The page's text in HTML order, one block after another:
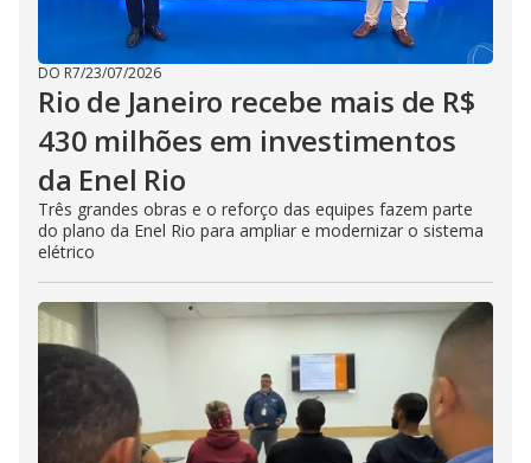
DO R7/23/07/2026
Rio de Janeiro recebe mais de R$
430 milhões em investimentos
da Enel Rio
Três grandes obras e o reforço das equipes fazem parte
do plano da Enel Rio para ampliar e modernizar o sistema
elétrico